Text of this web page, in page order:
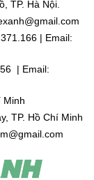
TP. Hà Nội.
| Email:
| Email:
Minh
TP. Hồ Chí Minh